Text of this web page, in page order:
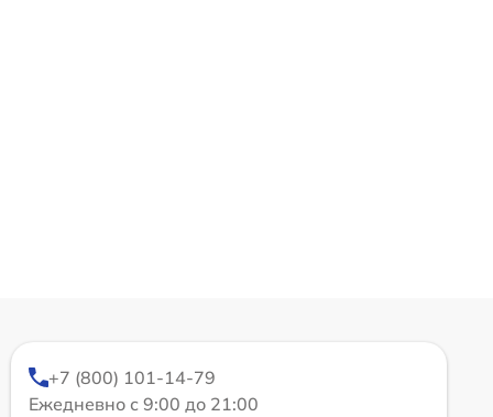
+7 (800) 101-14-79
Ежедневно с 9:00 до 21:00